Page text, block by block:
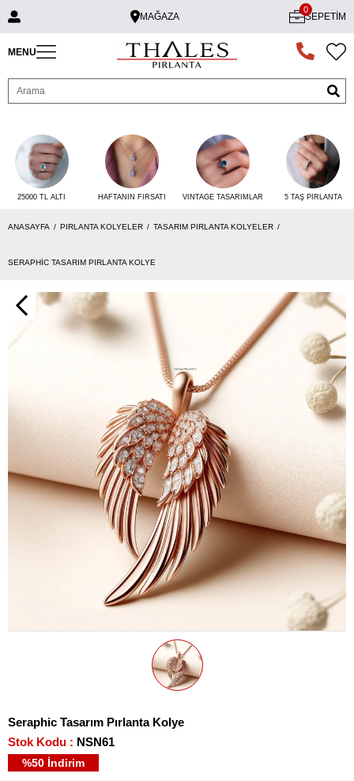
MAĞAZA SEPETIM
0
MENU
25000 TL ALTI HAFTANIN FIRSATI VINTAGE TASARIMLAR 5 TAŞ PIRLANTA
ANASAYFA PIRLANTA KOLYELER TASARIM PIRLANTA KOLYELER
SERAPHIC TASARIM PIRLANTA KOLYE
Seraphic Tasarım Pırlanta Kolye
Stok Kodu
NSN61
%50 İndirim